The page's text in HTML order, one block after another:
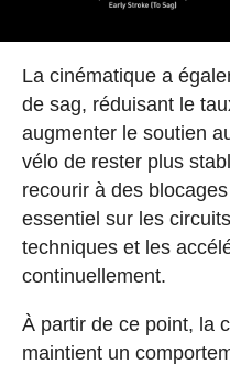
La cinématique a
de sag, réduisant le
augmenter le soutien
vélo de rester plus
recourir à des
essentiel sur les
techniques et les
continuellement.
À partir de ce point, la
maintient un